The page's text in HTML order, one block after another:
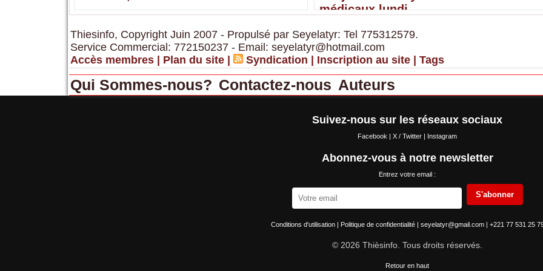
médicaux lundi
Thiesinfo, Copyright Juin 2007 - Propulsé par Seyelatyr: Tel 775312579.
Service Commercial: 772150237 - Email: seyelatyr@hotmail.com
Accès membres | Plan du site | Syndication | Inscription au site | Tags
Qui Sommes-nous? Contactez-nous Auteurs
Suivez-nous sur les réseaux sociaux
Facebook | X / Twitter | Instagram
Abonnez-vous à notre newsletter
Entrez votre email :
S'abonner
Conditions d'utilisation | Politique de confidentialité | seyelatyr@gmail.com | +221 77 531 25
© 2026 Thièsinfo. Tous droits réservés.
Retour en haut